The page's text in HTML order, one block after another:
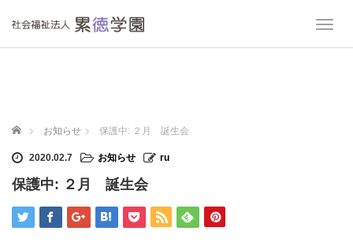
T
ホーム お知らせ 保護中: ２月 誕生会
2020.02.7 お知らせ ru
保護中: ２月 誕生会